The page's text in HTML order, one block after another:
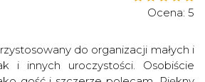
Ocena: 5
do organizacji małych i
i innych uroczystości. Osobiście